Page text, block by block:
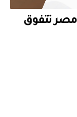
بورصة مصر تتفوق